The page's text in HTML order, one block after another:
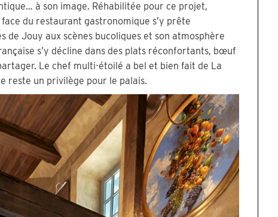
à son image. Réhabilitée pour ce projet,
du restaurant gastronomique s’y prête
de Jouy aux scènes bucoliques et son atmosphère
s’y décline dans des plats réconfortants, bœuf
Le chef multi-étoilé a bel et bien fait de La
reste un privilège pour le palais.